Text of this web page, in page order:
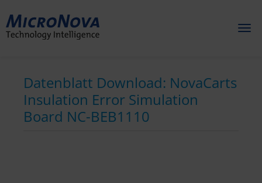
Datenblatt Download: NovaCarts
Insulation Error Simulation
Board NC-BEB1110